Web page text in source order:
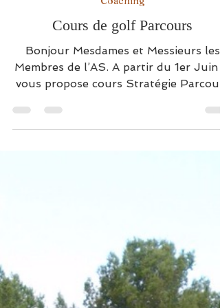
Cours de golf Parcours
Bonjour Mesdames et Messieurs les
Membres de l’AS. A partir du 1er Juin
vous propose cours Stratégie